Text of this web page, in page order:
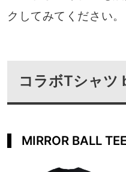
クしてみてください。
コラボTシャツ
MIRROR BALL